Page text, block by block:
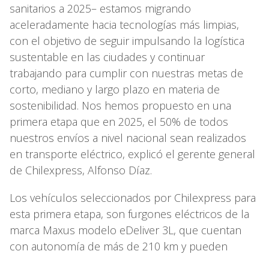
sanitarios a 2025– estamos migrando
aceleradamente hacia tecnologías más limpias,
con el objetivo de seguir impulsando la logística
sustentable en las ciudades y continuar
trabajando para cumplir con nuestras metas de
corto, mediano y largo plazo en materia de
sostenibilidad. Nos hemos propuesto en una
primera etapa que en 2025, el 50% de todos
nuestros envíos a nivel nacional sean realizados
en transporte eléctrico, explicó el gerente general
de Chilexpress, Alfonso Díaz.
Los vehículos seleccionados por Chilexpress para
esta primera etapa, son furgones eléctricos de la
marca Maxus modelo eDeliver 3L, que cuentan
con autonomía de más de 210 km y pueden